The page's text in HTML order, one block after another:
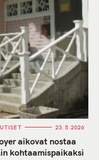
23.5.2026
aikovat nostaa
kohtaamispaikaksi